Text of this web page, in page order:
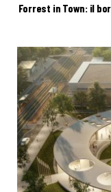
Forrest in Town: il